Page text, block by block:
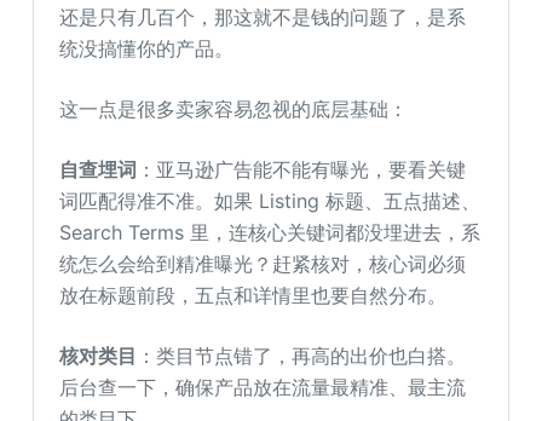
还是只有几百个，那这就不是钱的问题了，是系
统没搞懂你的产品。
这一点是很多卖家容易忽视的底层基础：
自查埋词 ：亚马逊广告能不能有曝光，要看关键
词匹配得准不准。如果 Listing 标题、五点描述、
Search Terms 里，连核心关键词都没埋进去，系
统怎么会给到精准曝光？赶紧核对，核心词必须
放在标题前段，五点和详情里也要自然分布。
核对类目 ：类目节点错了，再高的出价也白搭。
后台查一下，确保产品放在流量最精准、最主流